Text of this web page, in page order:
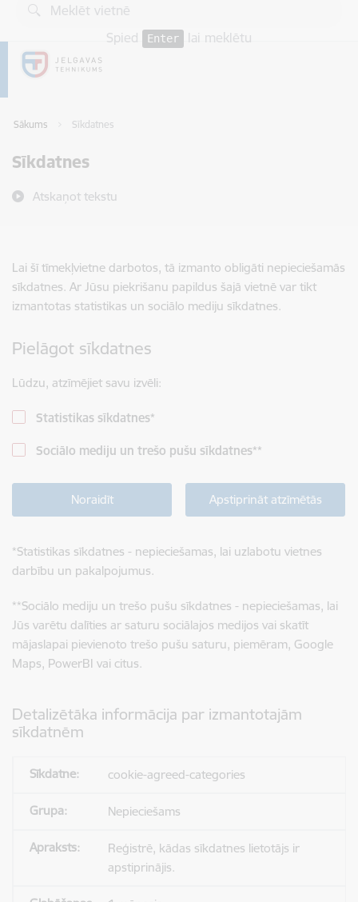
Pāriet uz lapas saturu
Spied
Enter lai meklētu
Sākums Sīkdatnes
Sīkdatnes
Atskaņot tekstu
Lai šī tīmekļvietne darbotos, tā izmanto obligāti nepieciešamās
sīkdatnes. Ar Jūsu piekrišanu papildus šajā vietnē var tikt
izmantotas statistikas un sociālo mediju sīkdatnes.
Pielāgot sīkdatnes
Lūdzu, atzīmējiet savu izvēli:
Statistikas sīkdatnes*
Sociālo mediju un trešo pušu sīkdatnes**
Noraidīt Apstiprināt atzīmētās
*Statistikas sīkdatnes - nepieciešamas, lai uzlabotu vietnes
darbību un pakalpojumus.
**Sociālo mediju un trešo pušu sīkdatnes - nepieciešamas, lai
Jūs varētu dalīties ar saturu sociālajos medijos vai skatīt
mājaslapai pievienoto trešo pušu saturu, piemēram, Google
Maps, PowerBI vai citus.
Detalizētāka informācija par izmantotajām
sīkdatnēm
cookie-agreed-categories
Nepieciešams
Reģistrē, kādas sīkdatnes lietotājs ir
apstiprinājis.